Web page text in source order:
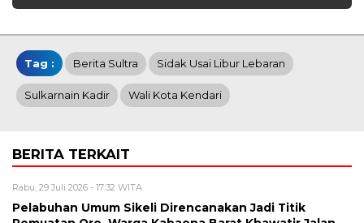
Tag : Berita Sultra Sidak Usai Libur Lebaran
Sulkarnain Kadir Wali Kota Kendari
BERITA TERKAIT
Rabu, 29 Juli 2026 - 17:32 WITA
Pelabuhan Umum Sikeli Direncanakan Jadi Titik